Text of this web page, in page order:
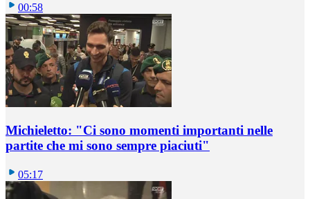
00:58
Michieletto: "Ci sono momenti importanti nelle
partite che mi sono sempre piaciuti"
05:17